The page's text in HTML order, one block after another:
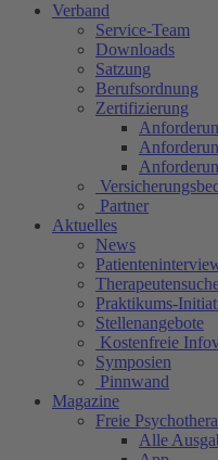
Verband
Service-Team
Downloads
Satzung
Berufsordnung
Zertifizierung
Partner
Aktuelles
News
Praktikums-
Stellenangebote
Kostenfreie
Symposien
Pinnwand
Magazine
Freie
Alle